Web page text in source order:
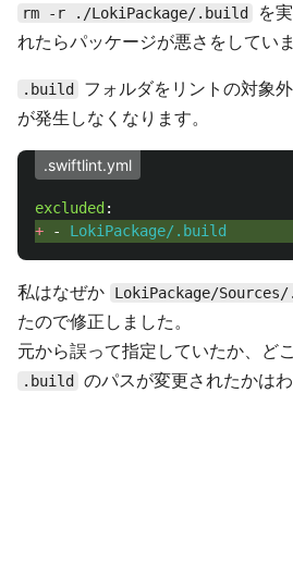
rm -r ./LokiPackage/.build
を
れたらパッケージが悪さをしていま
.build
フォルダをリントの対象
が発生しなくなります。
.swiftlint.yml
excluded :
+
- LokiPackage/.build
私はなぜか LokiPackage/
たので修正しました。
元から誤って指定していたか、ど
.build のパスが変更されたかはわ